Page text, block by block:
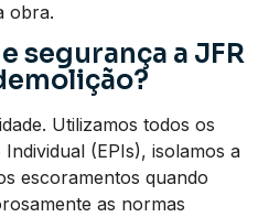
obra.
segurança a JFR
Utilizamos todos os
(EPIs), isolamos a
escoramentos quando
as normas